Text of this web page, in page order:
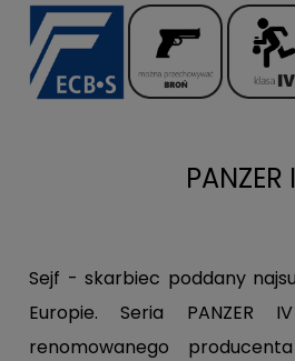
PANZER
Sejf - skarbiec poddany
Europie.Seria PANZER
renomowanego